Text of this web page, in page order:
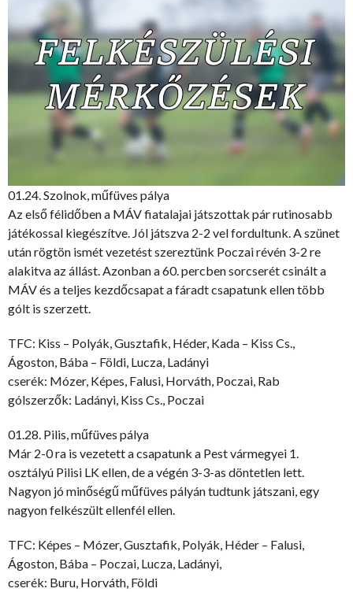
01.24. Szolnok, műfüves pálya
Az első félidőben a MÁV fiatalajai játszottak pár rutinosabb
játékossal kiegészítve. Jól játszva 2-2 vel fordultunk. A szünet
után rögtön ismét vezetést szereztünk Poczai révén 3-2 re
alakitva az állást. Azonban a 60. percben sorcserét csinált a
MÁV és a teljes kezdőcsapat a fáradt csapatunk ellen több
gólt is szerzett.
TFC: Kiss – Polyák, Gusztafik, Héder, Kada – Kiss Cs.,
Ágoston, Bába – Földi, Lucza, Ladányi
cserék: Mózer, Képes, Falusi, Horváth, Poczai, Rab
gólszerzők: Ladányi, Kiss Cs., Poczai
01.28. Pilis, műfüves pálya
Már 2-0 ra is vezetett a csapatunk a Pest vármegyei 1.
osztályú Pilisi LK ellen, de a végén 3-3-as döntetlen lett.
Nagyon jó minőségű műfüves pályán tudtunk játszani, egy
nagyon felkészült ellenfél ellen.
TFC: Képes – Mózer, Gusztafik, Polyák, Héder – Falusi,
Ágoston, Bába – Poczai, Lucza, Ladányi,
cserék: Buru, Horváth, Földi